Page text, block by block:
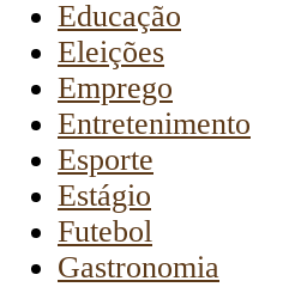
Educação
Eleições
Emprego
Entretenimento
Esporte
Estágio
Futebol
Gastronomia